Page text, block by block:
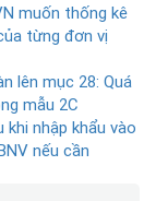
muốn thống kê
từng đơn vị
lên mục 28: Quá
mẫu 2C
nhập khẩu vào
nếu cần